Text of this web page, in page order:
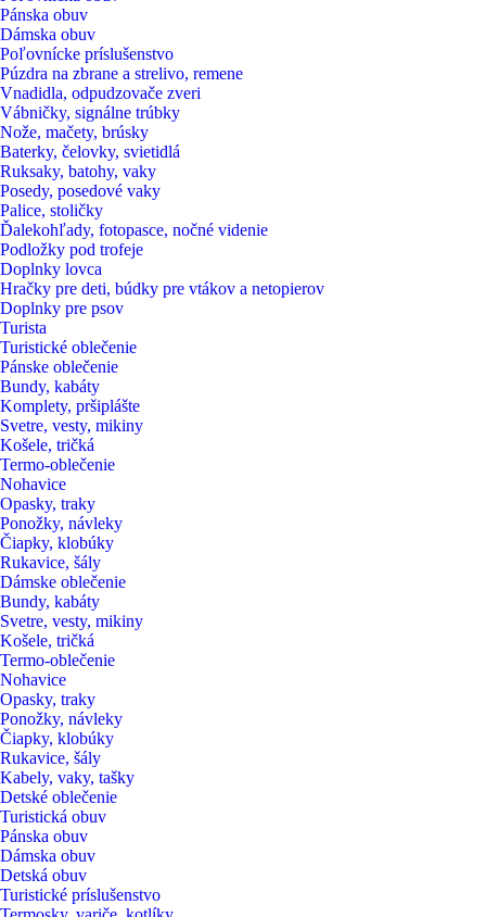
Pánska obuv
Dámska obuv
Poľovnícke príslušenstvo
Púzdra na zbrane a strelivo, remene
Vnadidla, odpudzovače zveri
Vábničky, signálne trúbky
Nože, mačety, brúsky
Baterky, čelovky, svietidlá
Ruksaky, batohy, vaky
Posedy, posedové vaky
Palice, stoličky
Ďalekohľady, fotopasce, nočné videnie
Podložky pod trofeje
Doplnky lovca
Hračky pre deti, búdky pre vtákov a netopierov
Doplnky pre psov
Turista
Turistické oblečenie
Pánske oblečenie
Bundy, kabáty
Komplety, pršiplášte
Svetre, vesty, mikiny
Košele, tričká
Termo-oblečenie
Nohavice
Opasky, traky
Ponožky, návleky
Čiapky, klobúky
Rukavice, šály
Dámske oblečenie
Bundy, kabáty
Svetre, vesty, mikiny
Košele, tričká
Termo-oblečenie
Nohavice
Opasky, traky
Ponožky, návleky
Čiapky, klobúky
Rukavice, šály
Kabely, vaky, tašky
Detské oblečenie
Turistická obuv
Pánska obuv
Dámska obuv
Detská obuv
Turistické príslušenstvo